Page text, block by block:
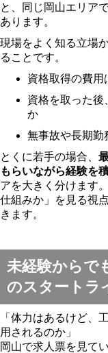
と、同じ岡山エリア
あります。
現場をよく知る立場
ることです。
資格取得の費用
資格を取った後
か
無事故や長期勤
とくに若手の場合、
もらいながら経験を
アを大きく分けます
仕組みか」を見る視
きます。
未経験からで
のスタートラ
「体力はあるけど、
用されるのか」
岡山で求人票を見て